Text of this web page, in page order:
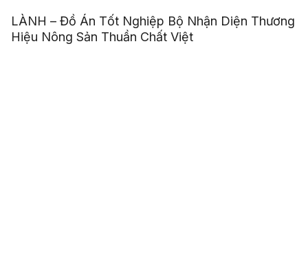
LÀNH – Đồ Án Tốt Nghiệp Bộ Nhận Diện Thương
Hiệu Nông Sản Thuần Chất Việt